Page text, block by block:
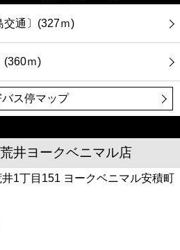
交通〕(327ｍ)
(360ｍ)
ス停マップ
井ヨークベニマル店
1丁目151 ヨークベニマル安積町